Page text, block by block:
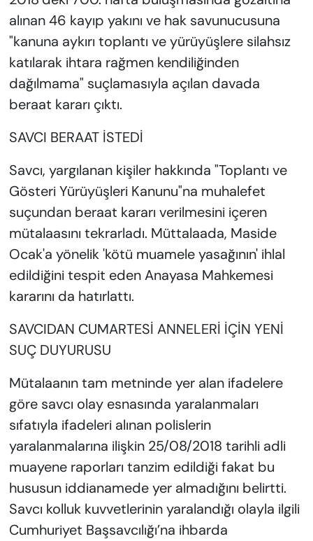
alınan 46 kayıp yakını ve hak savunucusuna
"kanuna aykırı toplantı ve yürüyüşlere silahsız
katılarak ihtara rağmen kendiliğinden
dağılmama" suçlamasıyla açılan davada
beraat kararı çıktı.
SAVCI BERAAT İSTEDİ
Savcı, yargılanan kişiler hakkında "Toplantı ve
Gösteri Yürüyüşleri Kanunu"na muhalefet
suçundan beraat kararı verilmesini içeren
mütalaasını tekrarladı. Müttalaada, Maside
Ocak'a yönelik 'kötü muamele yasağının' ihlal
edildiğini tespit eden Anayasa Mahkemesi
kararını da hatırlattı.
SAVCIDAN CUMARTESİ ANNELERİ İÇİN YENİ
SUÇ DUYURUSU
Mütalaanın tam metninde yer alan ifadelere
göre savcı olay esnasında yaralanmaları
sıfatıyla ifadeleri alınan polislerin
yaralanmalarına ilişkin 25/08/2018 tarihli adli
muayene raporları tanzim edildiği fakat bu
hususun iddianamede yer almadığını belirtti.
Savcı kolluk kuvvetlerinin yaralandığı olayla ilgili
Cumhuriyet Başsavcılığı’na ihbarda
SİYASET
VAN VE DİYARBAKIR HABERLERİ